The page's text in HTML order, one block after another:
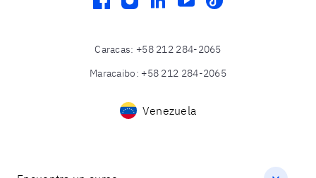
Caracas: +58 212 284-2065
Maracaibo: +58 212 284-2065
Venezuela